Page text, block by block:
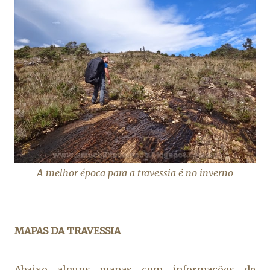
A melhor época para a travessia é no inverno
MAPAS DA TRAVESSIA